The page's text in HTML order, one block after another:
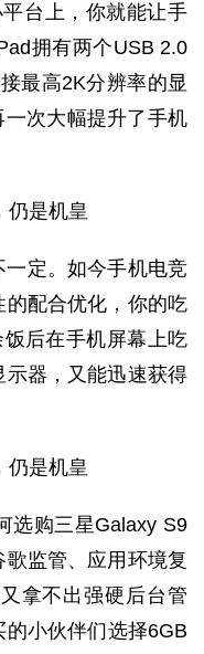
台上，你就能让手
拥有两个USB 2.0
最高2K分辨率的显
次大幅提升了手机
定。如今手机电竞
配合优化，你的吃
饭后在手机屏幕上吃
器，又能迅速获得
选购三星Galaxy S9
监管、应用环境复
拿不出强硬后台管
小伙伴们选择6GB